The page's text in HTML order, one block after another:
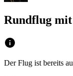
Rundflug mit
Der Flug ist bereits